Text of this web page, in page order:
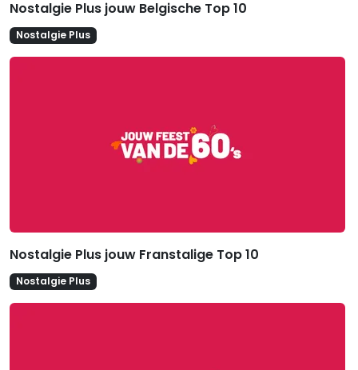
Nostalgie Plus jouw Belgische Top 10
Nostalgie Plus
Nostalgie Plus jouw Franstalige Top 10
Nostalgie Plus